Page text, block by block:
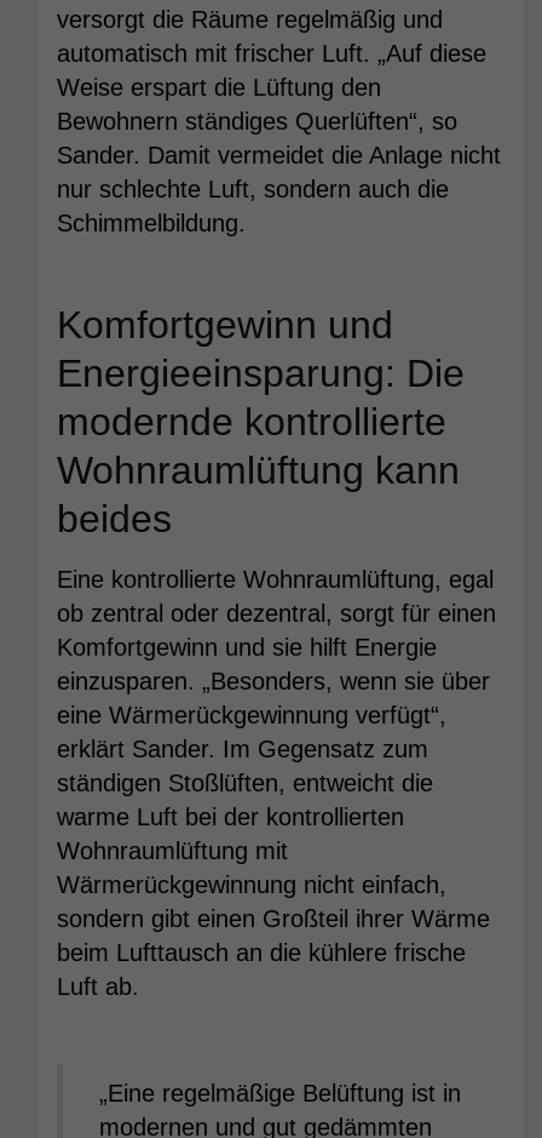
versorgt die Räume regelmäßig und
automatisch mit frischer Luft. „Auf diese
Weise erspart die Lüftung den
Bewohnern ständiges Querlüften“, so
Sander. Damit vermeidet die Anlage nicht
nur schlechte Luft, sondern auch die
Schimmelbildung.
Komfortgewinn und
Energieeinsparung: Die
modernde kontrollierte
Wohnraumlüftung kann
beides
Eine kontrollierte Wohnraumlüftung, egal
ob zentral oder dezentral, sorgt für einen
Komfortgewinn und sie hilft Energie
einzusparen. „Besonders, wenn sie über
eine Wärmerückgewinnung verfügt“,
erklärt Sander. Im Gegensatz zum
ständigen Stoßlüften, entweicht die
warme Luft bei der kontrollierten
Wohnraumlüftung mit
Wärmerückgewinnung nicht einfach,
sondern gibt einen Großteil ihrer Wärme
beim Lufttausch an die kühlere frische
Luft ab.
„Eine regelmäßige Belüftung ist in
modernen und gut gedämmten